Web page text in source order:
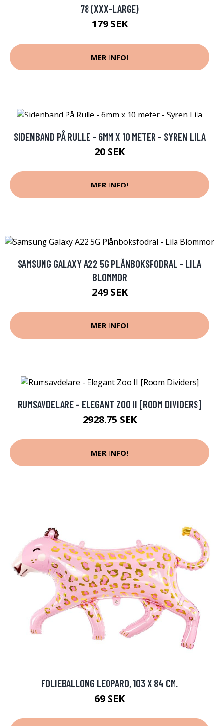
78 (XXX-LARGE)
179 SEK
MER INFO!
SIDENBAND PÅ RULLE - 6MM X 10 METER - SYREN LILA
20 SEK
MER INFO!
SAMSUNG GALAXY A22 5G PLÅNBOKSFODRAL - LILA
BLOMMOR
249 SEK
MER INFO!
RUMSAVDELARE - ELEGANT ZOO II [ROOM DIVIDERS]
2928.75 SEK
MER INFO!
FOLIEBALLONG LEOPARD, 103 X 84 CM.
69 SEK